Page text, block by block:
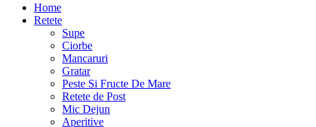
Home
Retete
Supe
Ciorbe
Mancaruri
Gratar
Peste Si Fructe De Mare
Retete de Post
Mic Dejun
Aperitive